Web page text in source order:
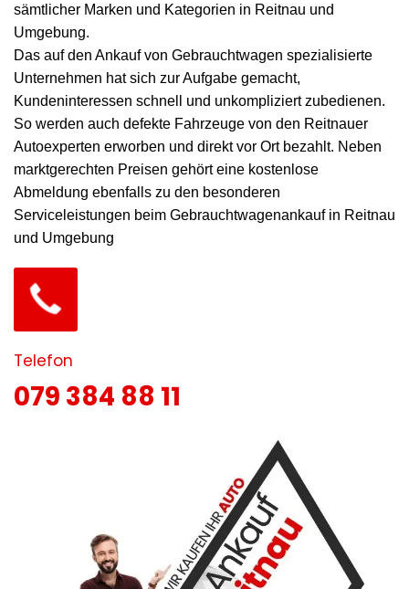
sämtlicher Marken und Kategorien in Reitnau und
Umgebung.
Das auf den Ankauf von Gebrauchtwagen spezialisierte
Unternehmen hat sich zur Aufgabe gemacht,
Kundeninteressen schnell und unkompliziert zubedienen.
So werden auch defekte Fahrzeuge von den Reitnauer
Autoexperten erworben und direkt vor Ort bezahlt. Neben
marktgerechten Preisen gehört eine kostenlose
Abmeldung ebenfalls zu den besonderen
Serviceleistungen beim Gebrauchtwagenankauf in Reitnau
und Umgebung
Telefon
079 384 88 11